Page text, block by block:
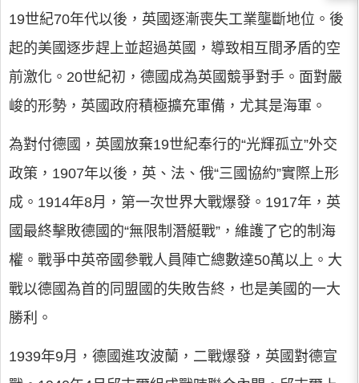
19世紀70年代以後，英國逐漸喪失工業壟斷地位。後
起的美國逐步趕上並超過英國，導致相互間矛盾的空
前激化。20世紀初，德國成為英國競爭對手。面對嚴
峻的形勢，英國政府積極擴充軍備，尤其是海軍。
為對付德國，英國放棄19世紀奉行的“光輝孤立”外交
政策，1907年以後，英、法、俄“三國協約”實際上形
成。1914年8月，第一次世界大戰爆發。1917年，英
國最終擊敗德國的“無限制潛艇戰”，維護了它的制海
權。戰爭中英帝國參戰人員陣亡總數達50萬以上。大
戰以德國為首的同盟國的失敗告終，也是美國的一大
勝利。
1939年9月，德國進攻波蘭，二戰爆發，英國對德宣